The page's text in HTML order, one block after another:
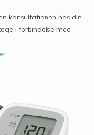
konsultationen hos din
i forbindelse med
.